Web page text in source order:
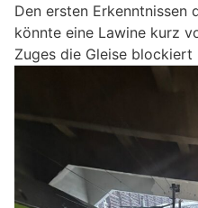
Den ersten Erkenntnissen
könnte eine Lawine kurz
Zuges die Gleise blockiert